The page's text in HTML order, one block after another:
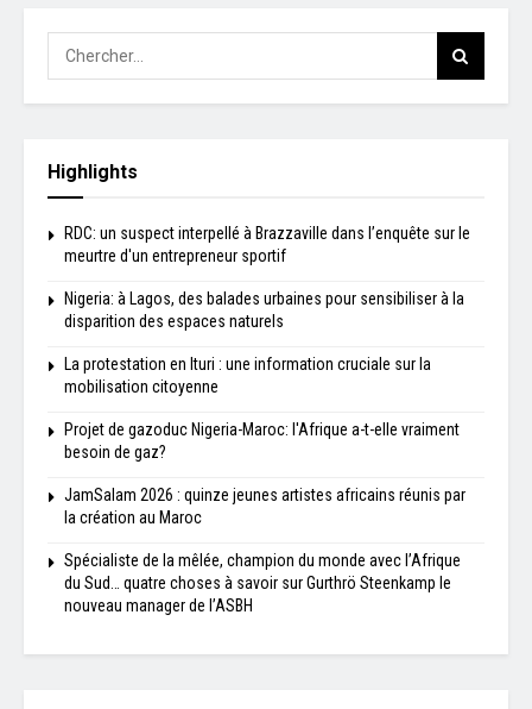
Highlights
RDC: un suspect interpellé à Brazzaville dans l’enquête sur le
meurtre d'un entrepreneur sportif
Nigeria: à Lagos, des balades urbaines pour sensibiliser à la
disparition des espaces naturels
La protestation en Ituri : une information cruciale sur la
mobilisation citoyenne
Projet de gazoduc Nigeria-Maroc: l'Afrique a-t-elle vraiment
besoin de gaz?
JamSalam 2026 : quinze jeunes artistes africains réunis par
la création au Maroc
Spécialiste de la mêlée, champion du monde avec l’Afrique
du Sud… quatre choses à savoir sur Gurthrö Steenkamp le
nouveau manager de l’ASBH